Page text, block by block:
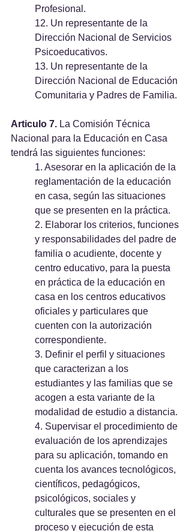
Profesional.
12. Un representante de la
Dirección Nacional de Servicios
Psicoeducativos.
13. Un representante de la
Dirección Nacional de Educación
Comunitaria y Padres de Familia.
Articulo 7. La Comisión Técnica
Nacional para la Educación en Casa
tendrá las siguientes funciones:
1. Asesorar en la aplicación de la
reglamentación de la educación
en casa, según las situaciones
que se presenten en la práctica.
2. Elaborar los criterios, funciones
y responsabilidades del padre de
familia o acudiente, docente y
centro educativo, para la puesta
en práctica de la educación en
casa en los centros educativos
oficiales y particulares que
cuenten con la autorización
correspondiente.
3. Definir el perfil y situaciones
que caracterizan a los
estudiantes y las familias que se
acogen a esta variante de la
modalidad de estudio a distancia.
4. Supervisar el procedimiento de
evaluación de los aprendizajes
para su aplicación, tomando en
cuenta los avances tecnológicos,
científicos, pedagógicos,
psicológicos, sociales y
culturales que se presenten en el
proceso y ejecución de esta